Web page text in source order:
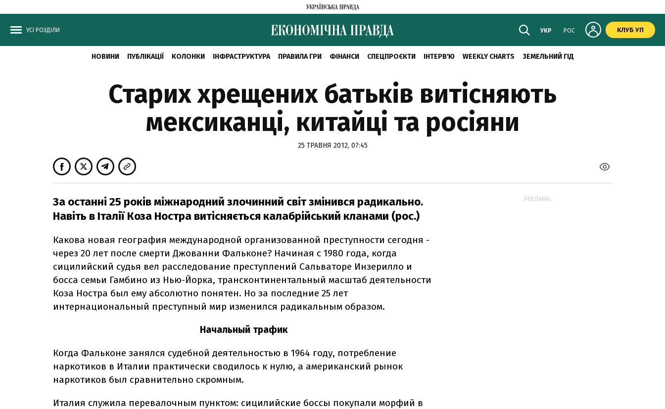
УСІ РОЗДІЛИ УКР РОС КЛУБ УП
НОВИНИ ПУБЛІКАЦІЇ КОЛОНКИ ІНФРАСТРУКТУРА ПРАВИЛА ГРИ ФІНАНСИ СПЕЦПРОЄКТИ ІНТЕРВ'Ю WEEKLY CHARTS ЗЕМЕЛЬНИЙ ГІД
Старих хрещених батьків витісняють
мексиканці, китайці та росіяни
25 ТРАВНЯ 2012, 07:45
За останні 25 років міжнародний злочинний світ змінився радикально.
Навіть в Італії Коза Ностра витісняється калабрійський кланами (рос.)
Какова новая география международной организованной преступности сегодня -
через 20 лет после смерти Джованни Фальконе? Начиная с 1980 года, когда
сицилийский судья вел расследование преступлений Сальваторе Инзерилло и
босса семьи Гамбино из Нью-Йорка, трансконтинентальный масштаб деятельности
Коза Ностра был ему абсолютно понятен. Но за последние 25 лет
интернациональный преступный мир изменился радикальным образом.
Начальный трафик
Когда Фальконе занялся судебной деятельностью в 1964 году, потребление
наркотиков в Италии практически сводилось к нулю, а американский рынок
наркотиков был сравнительно скромным.
Италия служила перевалочным пунктом: сицилийские боссы покупали морфий в
РЕКЛАМА: